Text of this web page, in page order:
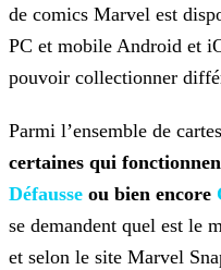
de comics Marvel est
PC et mobile Android et
pouvoir collectionner
Parmi l’ensemble de
certaines qui
Défausse ou bien encore
se demandent quel est le
et selon le site Marvel